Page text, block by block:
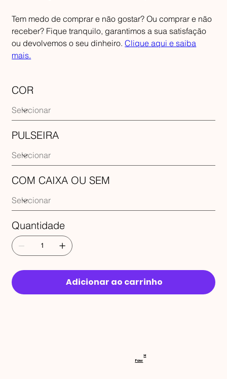
Tem medo de comprar e não gostar? Ou comprar e não
receber? Fique tranquilo, garantimos a sua satisfação
ou devolvemos o seu dinheiro.Clique aqui e saiba
mais.
COR
PULSEIRA
COM CAIXA OU SEM
Quantidade
Adicionar ao carrinho
RECEBA
Faw
H